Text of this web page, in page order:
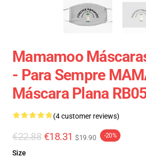
Mamamoo
- Para Sempre
Máscara Plana
(4 customer reviews)
€22.88 €18.31 $19.90 -20%
Size